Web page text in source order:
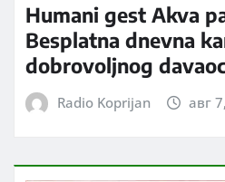
Humani gest Akva
Besplatna dnevna
dobrovoljnog
Radio Koprijan авг